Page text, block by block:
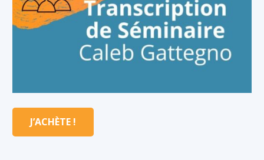
J’ACHÈTE !